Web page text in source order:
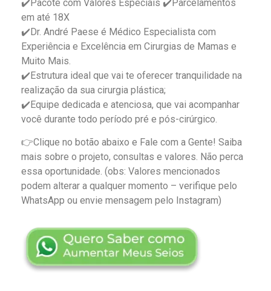
✔️Pacote com Valores Especiais ✔️Parcelamentos
em até 18X
✔️Dr. André Paese é Médico Especialista com
Experiência e Excelência em Cirurgias de Mamas e
Muito Mais.
✔️Estrutura ideal que vai te oferecer tranquilidade na
realização da sua cirurgia plástica;
✔️Equipe dedicada e atenciosa, que vai acompanhar
você durante todo período pré e pós-cirúrgico.
👉Clique no botão abaixo e Fale com a Gente! Saiba
mais sobre o projeto, consultas e valores. Não perca
essa oportunidade. (obs: Valores mencionados
podem alterar a qualquer momento – verifique pelo
WhatsApp ou envie mensagem pelo Instagram)